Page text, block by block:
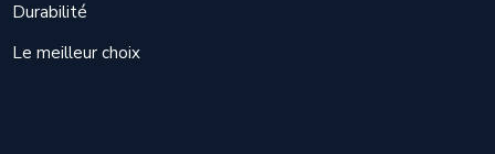
Durabilité
Le meilleur choix